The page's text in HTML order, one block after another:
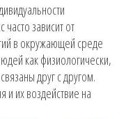
зависит от
в окружающей среде
как физиологически,
друг с другом.
и их воздействие на